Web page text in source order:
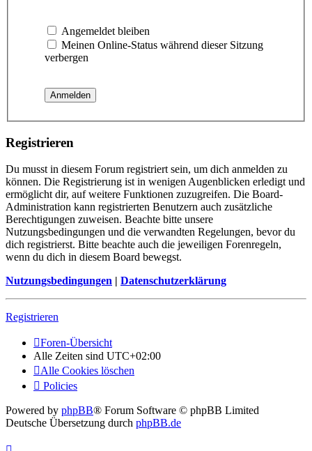
Angemeldet bleiben
Meinen Online-Status während dieser Sitzung
verbergen
Registrieren
Du musst in diesem Forum registriert sein, um dich anmelden zu
können. Die Registrierung ist in wenigen Augenblicken erledigt und
ermöglicht dir, auf weitere Funktionen zuzugreifen. Die Board-
Administration kann registrierten Benutzern auch zusätzliche
Berechtigungen zuweisen. Beachte bitte unsere
Nutzungsbedingungen und die verwandten Regelungen, bevor du
dich registrierst. Bitte beachte auch die jeweiligen Forenregeln,
wenn du dich in diesem Board bewegst.
Nutzungsbedingungen | Datenschutzerklärung
Registrieren
Foren-Übersicht
Alle Zeiten sind UTC+02:00
Alle Cookies löschen
Policies
Powered by phpBB® Forum Software © phpBB Limited
Deutsche Übersetzung durch phpBB.de